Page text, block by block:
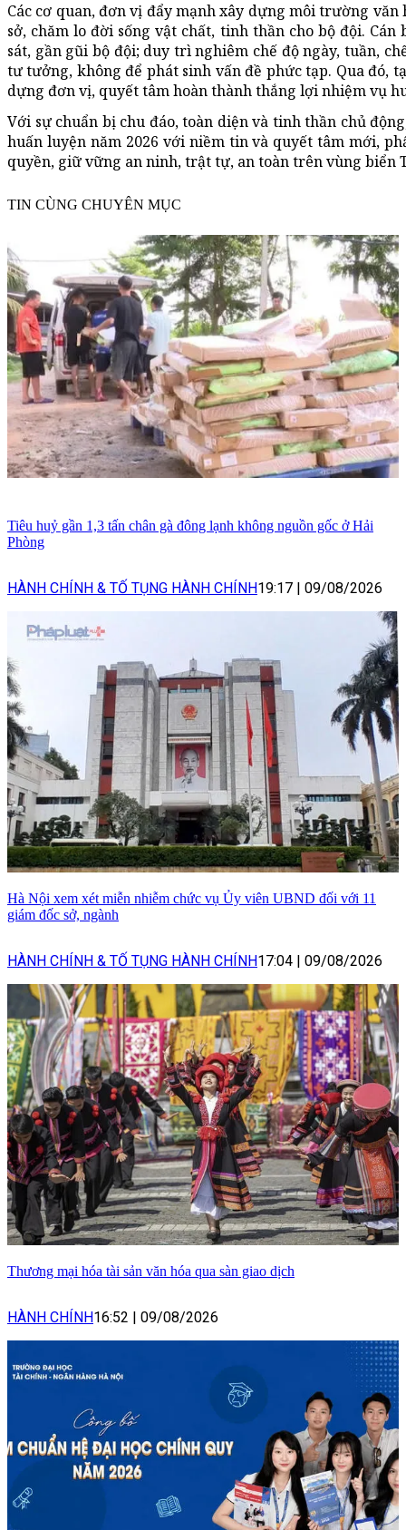
Các cơ quan, đơn vị đẩy mạnh xây dựng môi trường
sở, chăm lo đời sống vật chất, tinh thần cho bộ đội.
sát, gần gũi bộ đội; duy trì nghiêm chế độ ngày, tuần,
tư tưởng, không để phát sinh vấn đề phức tạp. Qua đó,
dựng đơn vị, quyết tâm hoàn thành thắng lợi nhiệm vụ
Với sự chuẩn bị chu đáo, toàn diện và tinh thần chủ
huấn luyện năm 2026 với niềm tin và quyết tâm mới,
quyền, giữ vững an ninh, trật tự, an toàn trên vùng biển
TIN CÙNG CHUYÊN MỤC
Tiêu huỷ gần 1,3 tấn chân gà đông lạnh không nguồn gốc ở Hải
Phòng
HÀNH CHÍNH & TỐ TỤNG HÀNH CHÍNH19:17 | 09/08/2026
Hà Nội xem xét miễn nhiễm chức vụ Ủy viên UBND đối với 11
giám đốc sở, ngành
HÀNH CHÍNH & TỐ TỤNG HÀNH CHÍNH17:04 | 09/08/2026
Thương mại hóa tài sản văn hóa qua sàn giao dịch
HÀNH CHÍNH16:52 | 09/08/2026